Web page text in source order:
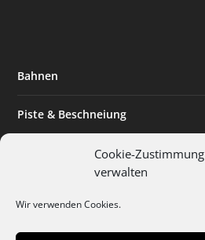
Cookie-Zustimmung
verwalten
Wir verwenden Cookies.
Bahnen
Piste & Beschneiung
Expertise & Technik